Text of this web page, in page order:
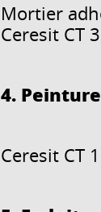
Mortier
Ceresit CT
4.
Ceresit CT